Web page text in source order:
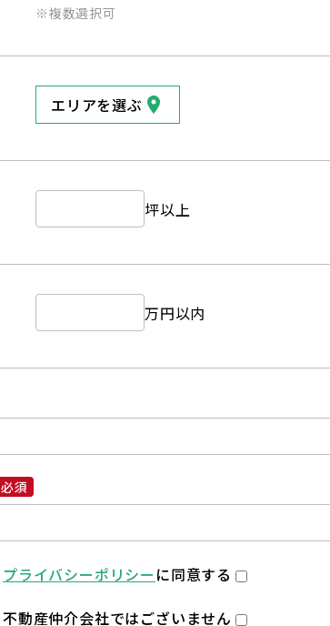
※複数選択可
エリアを選ぶ
坪以上
万円以内
必須
プライバシーポリシー に同意する
不動産仲介会社ではございません